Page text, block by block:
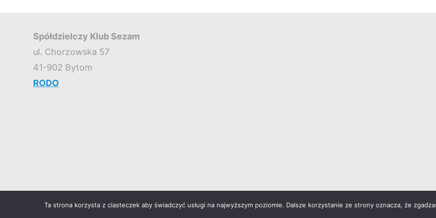
Spółdzielczy Klub Sezam
ul. Chorzowska 57
41-902 Bytom
RODO
©2026 Spółdzielczy Klub SEZAM
Ta strona korzysta z ciasteczek aby świadczyć usługi na najwyższym poziomie. Dalsze korzystanie ze strony oznacza, że